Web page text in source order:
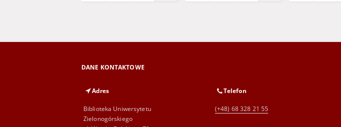
DANE KONTAKTOWE
Adres
Biblioteka Uniwersytetu
Zielonogórskiego
Telefon
(+48) 68 328 21 55